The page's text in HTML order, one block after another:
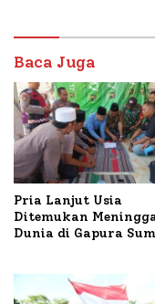
Baca Juga
Pria Lanjut Usia
Ditemukan
Dunia di Gapura